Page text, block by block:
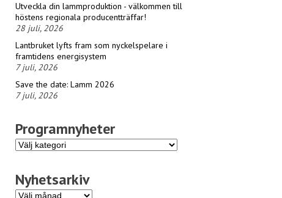
Utveckla din lammproduktion - välkommen till
höstens regionala producentträffar!
28 juli, 2026
Lantbruket lyfts fram som nyckelspelare i
framtidens energisystem
7 juli, 2026
Save the date: Lamm 2026
7 juli, 2026
Programnyheter
Programnyheter
Nyhetsarkiv
Nyhetsarkiv